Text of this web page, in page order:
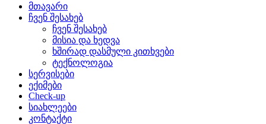
მთავარი
ჩვენ შესახებ
ჩვენ შესახებ
მისია და ხედვა
ხშირად დასმული კითხვები
ტექნოლოგია
სერვისები
ექიმები
Check-up
სიახლეები
კონტაქტი